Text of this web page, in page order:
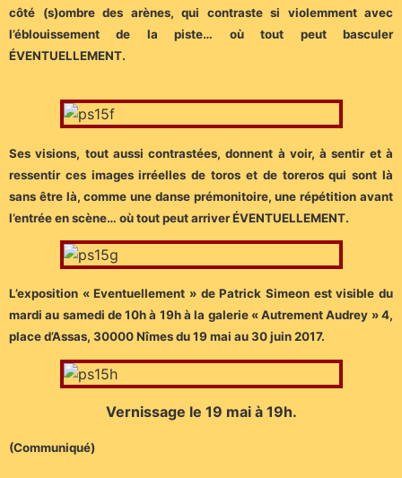
côté (s)ombre des arènes, qui contraste si violemment avec
l’éblouissement de la piste… où tout peut basculer
ÉVENTUELLEMENT.
Ses visions, tout aussi contrastées, donnent à voir, à sentir et à
ressentir ces images irréelles de toros et de toreros qui sont là
sans être là, comme une danse prémonitoire, une répétition avant
l’entrée en scène… où tout peut arriver ÉVENTUELLEMENT.
L’exposition « Eventuellement » de Patrick Simeon est visible du
mardi au samedi de 10h à 19h à la galerie « Autrement Audrey » 4,
place d’Assas, 30000 Nîmes du 19 mai au 30 juin 2017.
Vernissage le 19 mai à 19h.
(Communiqué)